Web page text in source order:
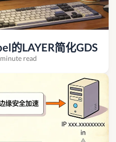
的LAYER简化GDS
read